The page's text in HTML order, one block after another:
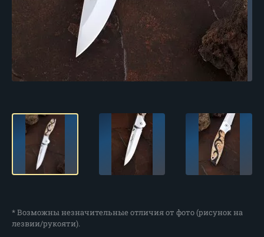
* Возможны незначительные отличия от фото (рисунок на
лезвии/рукояти).